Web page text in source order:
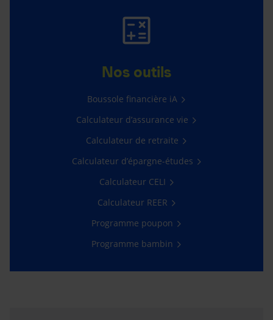
Nos outils
Boussole financière iA
Calculateur d’assurance vie
Calculateur de retraite
Calculateur d’épargne-études
Calculateur CELI
Calculateur REER
Programme poupon
Programme bambin